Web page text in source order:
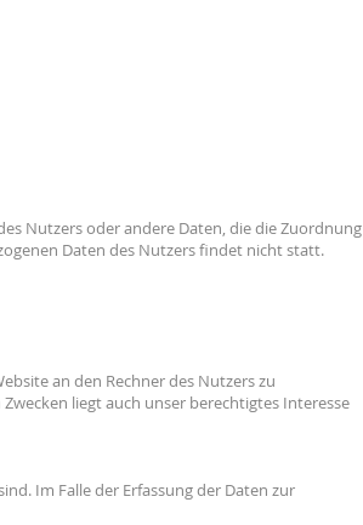
Nutzers oder andere Daten, die die Zuordnung
Daten des Nutzers findet nicht statt.
an den Rechner des Nutzers zu
liegt auch unser berechtigtes Interesse
Im Falle der Erfassung der Daten zur